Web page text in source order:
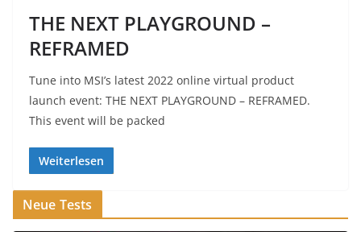
THE NEXT PLAYGROUND –
REFRAMED
Tune into MSI’s latest 2022 online virtual product
launch event: THE NEXT PLAYGROUND – REFRAMED.
This event will be packed
Weiterlesen
Neue Tests